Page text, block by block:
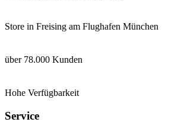
Store in Freising am Flughafen München
über 78.000 Kunden
Hohe Verfügbarkeit
Service